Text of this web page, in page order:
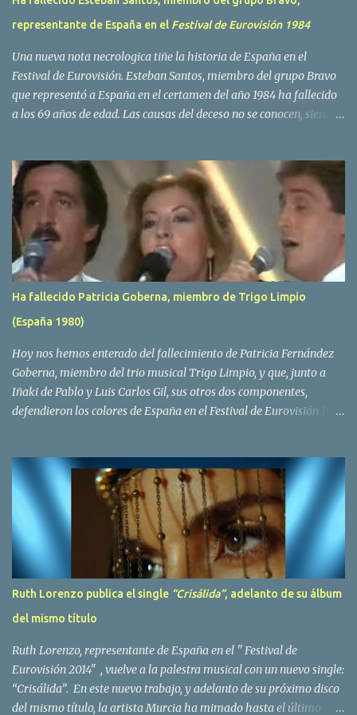
representante de España en el Festival de Eurovisión 1984
Una nueva nota necrologica tiñe la historia de España en el
Festival de Eurovisión. Esteban Santos, miembro del grupo Bravo
que representó a España en el certamen del año 1984 ha fallecido
a los 69 años de edad. Las causas del deceso no se conocen, siendo
traves de las redes sociales. Nacido en Tolosa en 1951, durante su
epoca universitaria en la carrera de empresariales conoció al
estudiante de medicina Luis Villar, comenzando a actuar
juntos,Santos a la guitarra y Villar al piano, sin atreverse a dar el
salto al mercado profesional. Sin embargo esto cambió gracias a la
propia Amaia Saizar, que tras su abandono de Trigo Limpio,
recibió por parte de la discografica Hispavox el encargo de crear
un nuevo grupo, reclutando al duo de amigos y a la ex modelo
Yolanda Hoyos. Con los cuatro surgió en el año 1982 el grupo
Ha fallecido Patricia Goberna, miembro de Trigo Limpio
(España 1980)
Hoy nos hemos enterado del fallecimiento de Patricia Fernández
Goberna, miembro del trio musical Trigo Limpio, y que, junto a
Iñaki de Pablo y Luis Carlos Gil, sus otros dos componentes,
defendieron los colores de España en el Festival de Eurovisión 1980
padeciendo desde hace tiempo. Patricia Fernández Goberna,
nacida en 1957, entró a formar parte de la formación musical
antes mencionada en el año 1979 sustituyendo a Amaya Saizar. Es
el año 1980 cuando son elegidos para representar a España en
Dublín donde, con su tema Quedate esta noche, obtienen el puesto
12 de 19 países. Tras esta participación graban en Estados Unidos
el disco Entrañablemente , abriendole las puertas del éxito en
America Latina, en especial en Mexico, en donde pasan largas
temporadas. En Trigo Limpio permanecerá hasta el año 1988,
Ruth Lorenzo publica el single “Crisálida“, adelanto de su álbum
del mismo título
Ruth Lorenzo, representante de España en el " Festival de
Eurovisión 2014" , vuelve a la palestra musical con un nuevo single:
“Crisálida”. En este nuevo trabajo, y adelanto de su próximo disco
del mismo título, la artista Murcia ha mimado hasta el último